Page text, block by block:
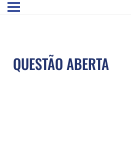
QUESTÃO ABERTA